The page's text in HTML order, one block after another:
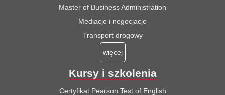
Master of Business Administration
Mediacje i negocjacje
Transport drogowy
więcej
Kursy i szkolenia
Certyfikat Pearson Test of English